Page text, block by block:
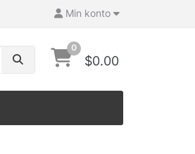
Min konto
0
$0.00